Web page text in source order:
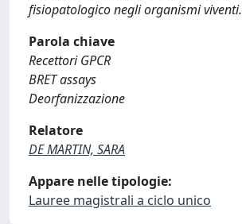
fisiopatologico negli organismi viventi.
Parola chiave
Recettori GPCR
BRET assays
Deorfanizzazione
Relatore
DE MARTIN, SARA
Appare nelle tipologie:
Lauree magistrali a ciclo unico